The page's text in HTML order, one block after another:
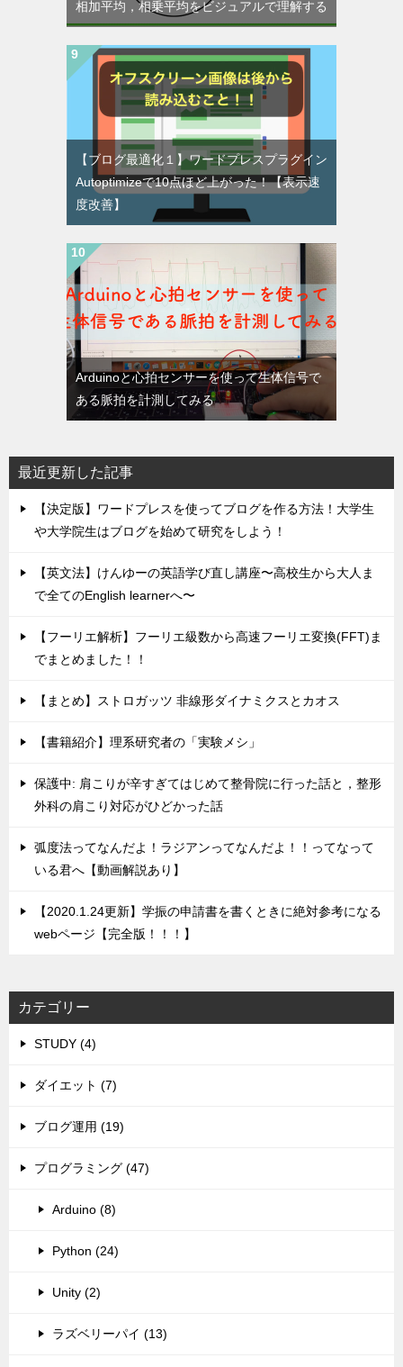
相加平均，相乗平均をビジュアルで理解する
【ブログ最適化１】ワードプレスプラグイン
Autoptimizeで10点ほど上がった！【表示速
度改善】
Arduinoと心拍センサーを使って生体信号で
ある脈拍を計測してみる
最近更新した記事
【決定版】ワードプレスを使ってブログを作る方法！大学生
や大学院生はブログを始めて研究をしよう！
【英文法】けんゆーの英語学び直し講座〜高校生から大人ま
で全てのEnglish learnerへ〜
【フーリエ解析】フーリエ級数から高速フーリエ変換(FFT)ま
でまとめました！！
【まとめ】ストロガッツ 非線形ダイナミクスとカオス
【書籍紹介】理系研究者の「実験メシ」
保護中: 肩こりが辛すぎてはじめて整骨院に行った話と，整形
外科の肩こり対応がひどかった話
弧度法ってなんだよ！ラジアンってなんだよ！！ってなって
いる君へ【動画解説あり】
【2020.1.24更新】学振の申請書を書くときに絶対参考になる
webページ【完全版！！！】
カテゴリー
STUDY (4)
ダイエット (7)
ブログ運用 (19)
プログラミング (47)
Arduino (8)
Python (24)
Unity (2)
ラズベリーパイ (13)